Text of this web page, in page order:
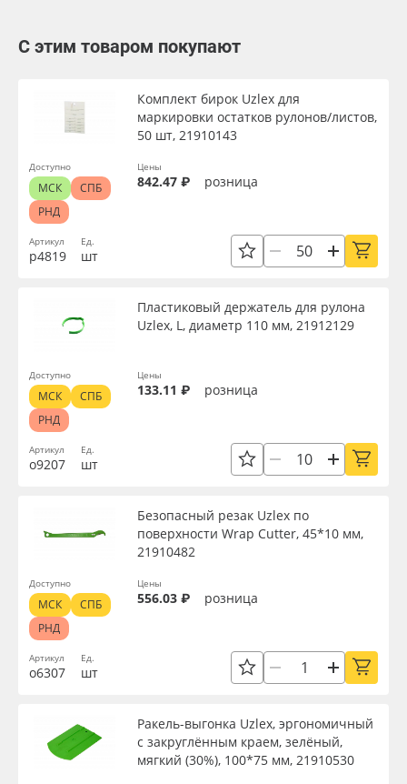
С этим товаром покупают
Артикул
р4819
Комплект бирок Uzlex для
маркировки остатков рулонов/листов,
50 шт, 21910143
Ед.
шт
Цены
842.47 ₽ розница
Доступно
МСК
СПБ
РНД
Артикул
о9207
Пластиковый держатель для рулона
Uzlex, L, диаметр 110 мм, 21912129
Ед.
шт
Цены
133.11 ₽ розница
Доступно
МСК
СПБ
РНД
Артикул
о6307
Безопасный резак Uzlex по
поверхности Wrap Cutter, 45*10 мм,
21910482
Ед.
шт
Цены
556.03 ₽ розница
Доступно
МСК
СПБ
РНД
Ракель-выгонка Uzlex, эргономичный
с закруглённым краем, зелёный,
мягкий (30%), 100*75 мм, 21910530